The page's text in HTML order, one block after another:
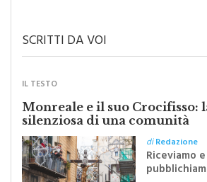
SCRITTI DA VOI
IL TESTO
Monreale e il suo Crocifisso:
silenziosa di una comunità
diRedazione
Riceviamo